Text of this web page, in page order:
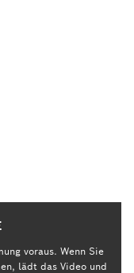
voraus. Wenn Sie
lädt das Video und